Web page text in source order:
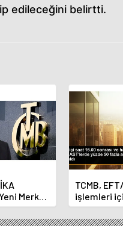
edileceğini belirtti.
Merkez
oldu
TCMB,
işlemleri
ücret
kaldırdı